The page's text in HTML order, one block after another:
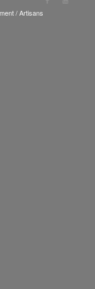
/ Artisans